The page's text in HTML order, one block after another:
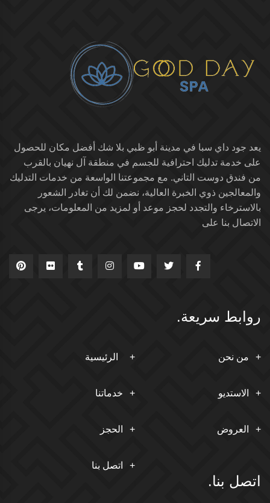
يعد جود داي سبا في مدينة أبو ظبي بلا شك أفضل مكان للحصول
على خدمة تدليك احترافية للجسم في منطقة آل نهيان بالقرب
من فندق دوست التاني. مع مجموعتنا الواسعة من خدمات التدليك
والمعالجين ذوي الخبرة العالية، نضمن لك أن تغادر الشعور
بالاسترخاء والتجدد لحجز موعد أو لمزيد من المعلومات، يرجى
الاتصال بنا على
روابط سريعة.
الرئيسية من نحن
خدماتنا الاستديو
الحجز العروض
اتصل بنا
اتصل بنا.